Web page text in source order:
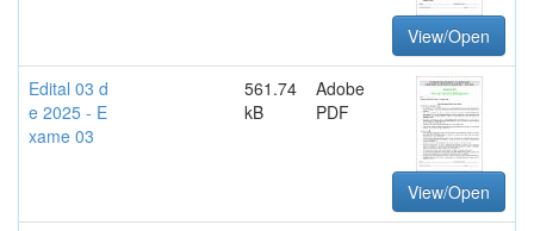
View/Open
Edital 03 d
e 2025 - E
xame 03
561.74
kB
Adobe
PDF
View/Open